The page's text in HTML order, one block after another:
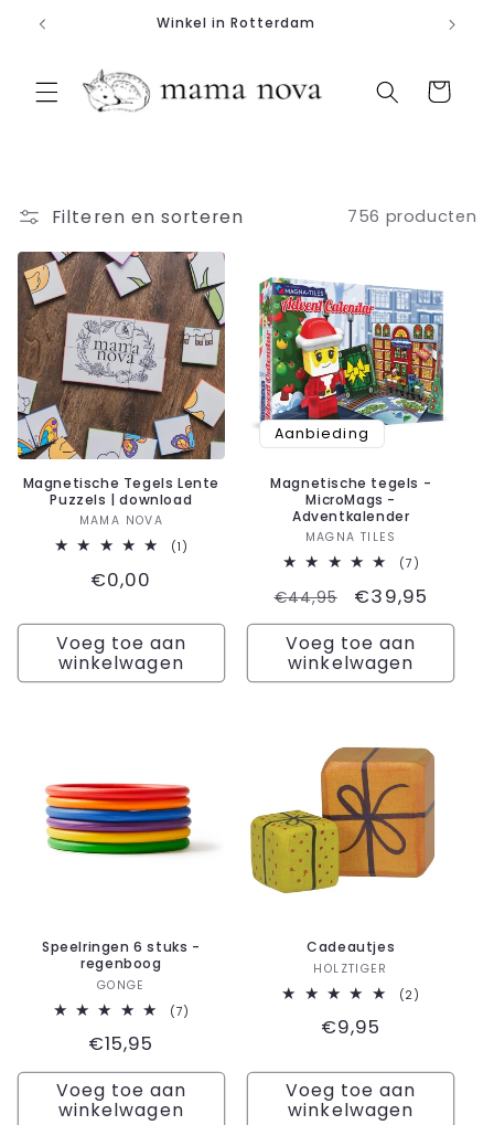
naar de Winkel in Rotterdam
Winkelwagen
Filteren en sorteren 756 producten
Magnetische Tegels Lente
Puzzels | download
Verkoper:
MAMA NOVA
(1)
Normale
€0,00
Voeg toe aan
winkelwagen
Aanbieding
Magnetische tegels -
MicroMags -
Adventkalender
Verkoper:
MAGNA TILES
(7)
aantal
Normale
prijs
€44,95 €39,95
Voeg toe aan
winkelwagen
Speelringen 6 stuks -
regenboog
Verkoper:
GONGE
(7)
Normale
prijs
€15,95
Voeg toe aan
winkelwagen
Cadeautjes
Verkoper:
HOLZTIGER
(2)
Normale
€9,95
Voeg toe aan
winkelwagen